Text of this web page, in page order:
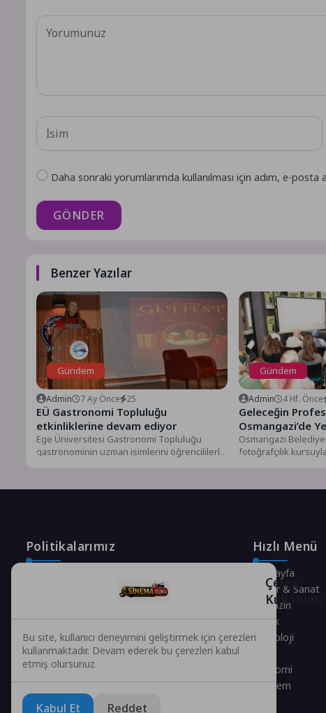
Daha sonraki yorumlarımda kullanılması için adım, e-
GÖNDER
Benzer Yazılar
Gündem
Admin 7 Ay Önce 25
EÜ Gastronomi Topluluğu
etkinliklerine devam ediyor
Ege Üniversitesi Gastronomi Topluluğu
gastronominin uzman isimlerini öğrencililerle
Gündem
Admin 4 Hf. Önce
Geleceğin
Osmangazi’de
Osmangazi
fotoğrafçılık
Politikalarımız
Telif Hakları Politikası
Hızlı Menü
Anasayfa
Kültür & Sanat
Magazin
Sağlık
Teknoloji
Ekonomi
Gündem
Çerez
Kullanımı
Bu site, kullanıcı deneyimini geliştirmek için çerezleri
kullanmaktadır. Devam ederek bu çerezleri kabul
etmiş olursunuz.
Kabul Et Reddet